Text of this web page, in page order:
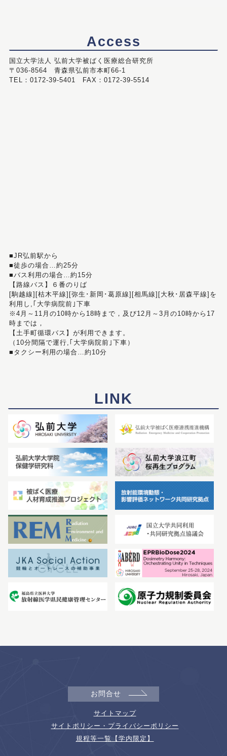
Access
国立大学法人 弘前大学被ばく医療総合研究所
〒036-8564 青森県弘前市本町66-1
TEL：0172-39-5401 FAX：0172-39-5514
■JR弘前駅から
■徒歩の場合…約25分
■バス利用の場合…約15分
【路線バス】６番のりば
[駒越線][枯木平線][弥生･新岡･葛原線][相馬線][大秋･居森平線]を
利用し,｢大学病院前｣下車
※4月～11月の10時から18時まで，及び12月～3月の10時から17
時までは，
【土手町循環バス】が利用できます。
（10分間隔で運行,｢大学病院前｣下車）
■タクシー利用の場合…約10分
LINK
お問合せ
サイトマップ
サイトポリシー・プライバシーポリシー
規程等一覧【学内限定】